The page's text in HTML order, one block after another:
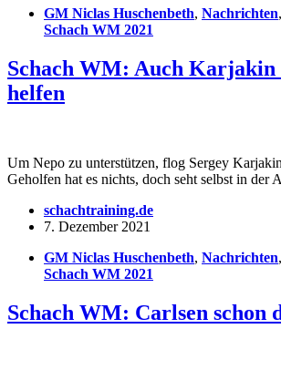
GM Niclas Huschenbeth, Nachrichten,
Schach WM 2021
Schach WM: Auch Karjakin
helfen
Um Nepo zu unterstützen, flog Sergey
Geholfen hat es nichts, doch seht selbst in der
schachtraining.de
7. Dezember 2021
GM Niclas Huschenbeth, Nachrichten,
Schach WM 2021
Schach WM: Carlsen schon